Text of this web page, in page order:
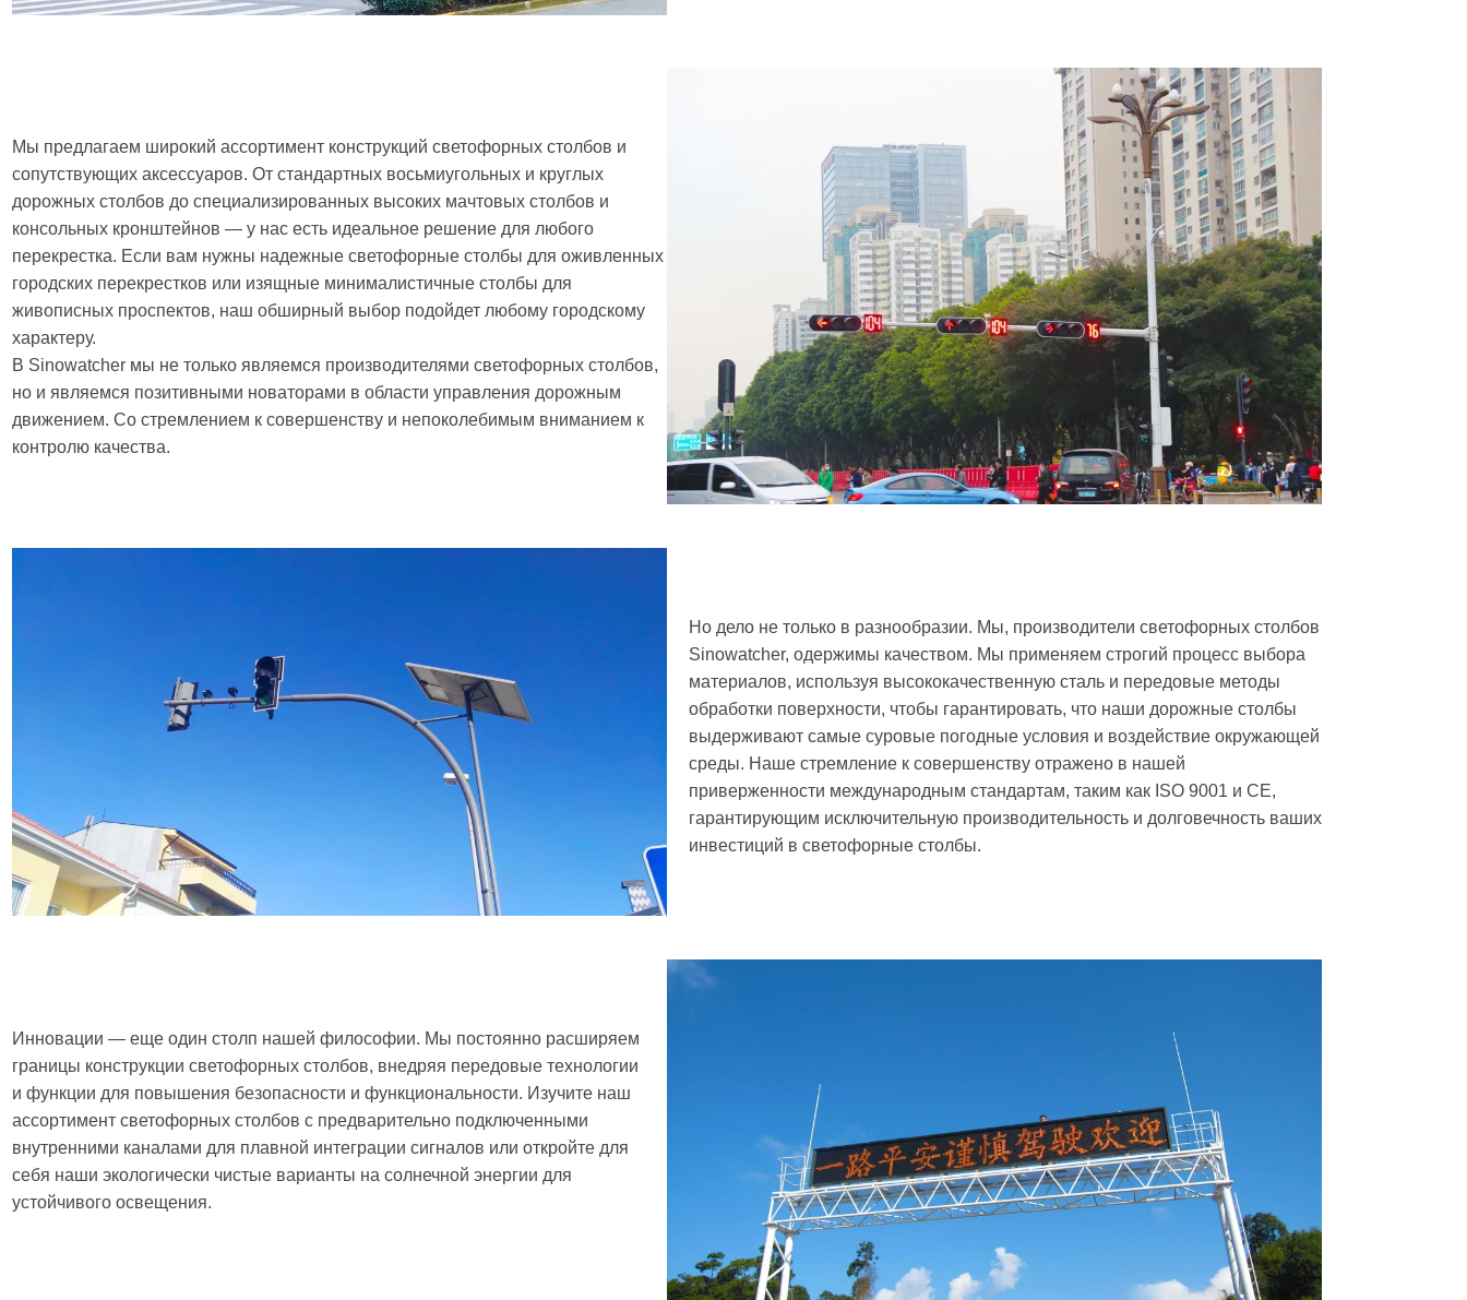
Мы предлагаем широкий ассортимент конструкций светофорных столбов и
сопутствующих аксессуаров. От стандартных восьмиугольных и круглых
дорожных столбов до специализированных высоких мачтовых столбов и
консольных кронштейнов — у нас есть идеальное решение для любого
перекрестка. Если вам нужны надежные светофорные столбы для оживленных
городских перекрестков или изящные минималистичные столбы для
живописных проспектов, наш обширный выбор подойдет любому городскому
характеру.
В Sinowatcher мы не только являемся производителями светофорных столбов,
но и являемся позитивными новаторами в области управления дорожным
движением. Со стремлением к совершенству и непоколебимым вниманием к
контролю качества.
Но дело не только в разнообразии. Мы, производители светофорных столбов
Sinowatcher, одержимы качеством. Мы применяем строгий процесс выбора
материалов, используя высококачественную сталь и передовые методы
обработки поверхности, чтобы гарантировать, что наши дорожные столбы
выдерживают самые суровые погодные условия и воздействие окружающей
среды. Наше стремление к совершенству отражено в нашей
приверженности международным стандартам, таким как ISO 9001 и CE,
гарантирующим исключительную производительность и долговечность ваших
инвестиций в светофорные столбы.
Инновации — еще один столп нашей философии. Мы постоянно расширяем
границы конструкции светофорных столбов, внедряя передовые технологии
и функции для повышения безопасности и функциональности. Изучите наш
ассортимент светофорных столбов с предварительно подключенными
внутренними каналами для плавной интеграции сигналов или откройте для
себя наши экологически чистые варианты на солнечной энергии для
устойчивого освещения.